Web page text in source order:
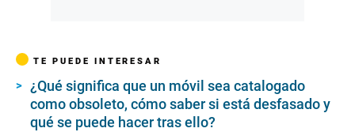
TE PUEDE INTERESAR
¿Qué significa que un móvil sea catalogado
como obsoleto, cómo saber si está desfasado y
qué se puede hacer tras ello?